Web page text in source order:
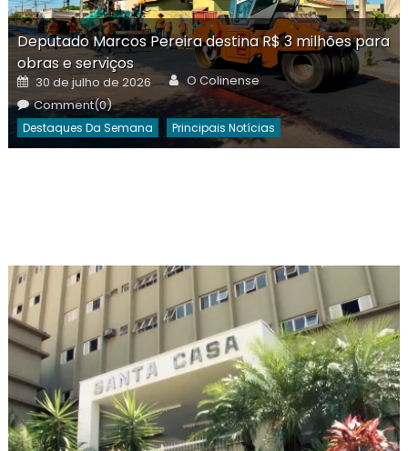
Deputado Marcos Pereira destina R$ 3 milhões para
obras e serviços
Posted
on
30 de julho de 2026 Author
O Colinense
Comment(0)
Destaques Da Semana Principais Notícias